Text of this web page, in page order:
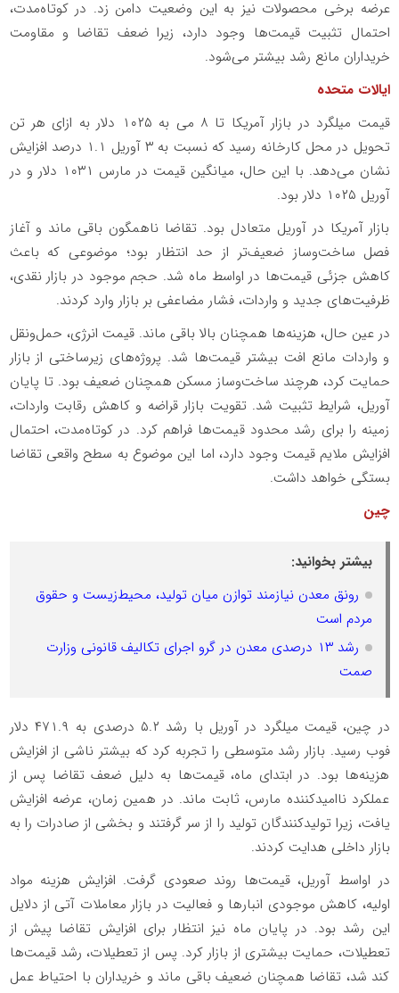
عرضه برخی محصولات نیز به این وضعیت دامن زد. در کوتاه‌مدت،
احتمال تثبیت قیمت‌ها وجود دارد، زیرا ضعف تقاضا و مقاومت
خریداران مانع رشد بیشتر می‌شود.
ایالات متحده
قیمت میلگرد در بازار آمریکا تا ۸ می به ۱۰۲۵ دلار به ازای هر تن
تحویل در محل کارخانه رسید که نسبت به ۳ آوریل ۱.۱ درصد افزایش
نشان می‌دهد. با این حال، میانگین قیمت در مارس ۱۰۳۱ دلار و در
آوریل ۱۰۲۵ دلار بود.
بازار آمریکا در آوریل متعادل بود. تقاضا ناهمگون باقی ماند و آغاز
فصل ساخت‌وساز ضعیف‌تر از حد انتظار بود؛ موضوعی که باعث
کاهش جزئی قیمت‌ها در اواسط ماه شد. حجم موجود در بازار نقدی،
ظرفیت‌های جدید و واردات، فشار مضاعفی بر بازار وارد کردند.
در عین حال، هزینه‌ها همچنان بالا باقی ماند. قیمت انرژی، حمل‌ونقل
و واردات مانع افت بیشتر قیمت‌ها شد. پروژه‌های زیرساختی از بازار
حمایت کرد، هرچند ساخت‌وساز مسکن همچنان ضعیف بود. تا پایان
آوریل، شرایط تثبیت شد. تقویت بازار قراضه و کاهش رقابت واردات،
زمینه را برای رشد محدود قیمت‌ها فراهم کرد. در کوتاه‌مدت، احتمال
افزایش ملایم قیمت وجود دارد، اما این موضوع به سطح واقعی تقاضا
بستگی خواهد داشت.
چین
بیشتر بخوانید:
رونق معدن نیازمند توازن میان تولید، محیط‌زیست و حقوق
مردم است
رشد ۱۳ درصدی معدن در گرو اجرای تکالیف قانونی وزارت
صمت
در چین، قیمت میلگرد در آوریل با رشد ۵.۲ درصدی به ۴۷۱.۹ دلار
فوب رسید. بازار رشد متوسطی را تجربه کرد که بیشتر ناشی از افزایش
هزینه‌ها بود. در ابتدای ماه، قیمت‌ها به دلیل ضعف تقاضا پس از
عملکرد ناامیدکننده مارس، ثابت ماند. در همین زمان، عرضه افزایش
یافت، زیرا تولیدکنندگان تولید را از سر گرفتند و بخشی از صادرات را به
بازار داخلی هدایت کردند.
در اواسط آوریل، قیمت‌ها روند صعودی گرفت. افزایش هزینه مواد
اولیه، کاهش موجودی انبارها و فعالیت در بازار معاملات آتی از دلایل
این رشد بود. در پایان ماه نیز انتظار برای افزایش تقاضا پیش از
تعطیلات، حمایت بیشتری از بازار کرد. پس از تعطیلات، رشد قیمت‌ها
کند شد، تقاضا همچنان ضعیف باقی ماند و خریداران با احتیاط عمل